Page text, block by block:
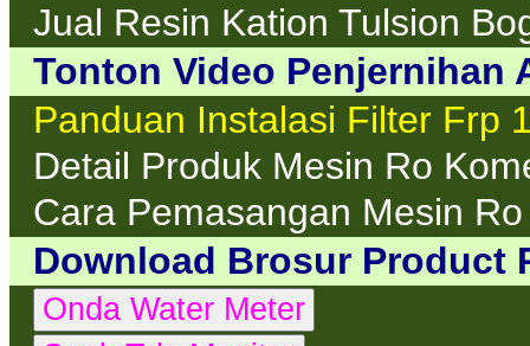
Jual Resin Kation Tulsion
Tonton Video Penjernihan
Panduan Instalasi Filter Frp
Detail Produk Mesin Ro
Cara Pemasangan Mesin
Download Brosur Product